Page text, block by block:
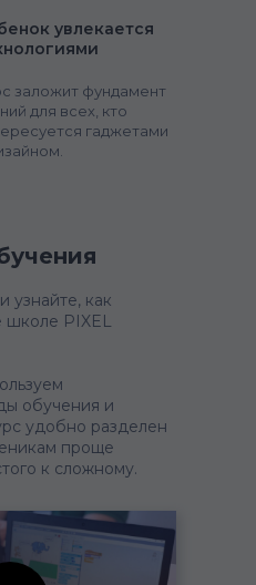
увлекается
заложит фундамент
для всех, кто
гаджетами
узнайте, как
школе PIXEL
обучения и
удобно разделен
проще
к сложному.